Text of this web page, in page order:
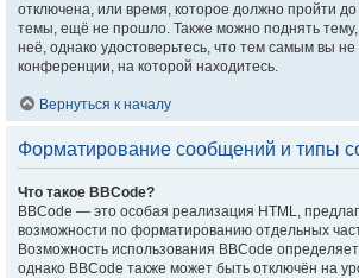
отключена, или время, которое должно пройти
темы, ещё не прошло. Также можно поднять тему,
неё, однако удостоверьтесь, что тем самым вы
конференции, на которой находитесь.
Вернуться к началу
Форматирование сообщений и типы
Что такое BBCode?
BBCode — это особая реализация HTML,
возможности по форматированию отдельных
Возможность использования BBCode
однако BBCode также может быть отключён на